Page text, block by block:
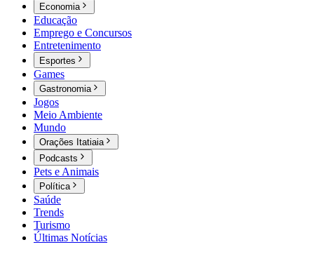
Economia
Educação
Emprego e Concursos
Entretenimento
Esportes
Games
Gastronomia
Jogos
Meio Ambiente
Mundo
Orações Itatiaia
Podcasts
Pets e Animais
Política
Saúde
Trends
Turismo
Últimas Notícias